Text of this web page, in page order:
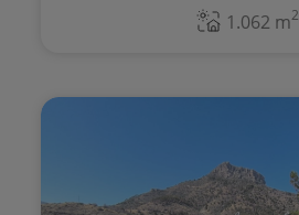
1.062 m2